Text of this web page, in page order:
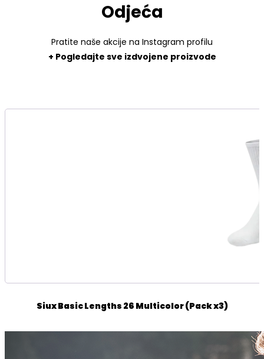
Odjeća
Pratite naše akcije na Instagram profilu
+ Pogledajte sve izdvojene proizvode
Siux Basic Lengths 26 Multicolor (Pack x3)